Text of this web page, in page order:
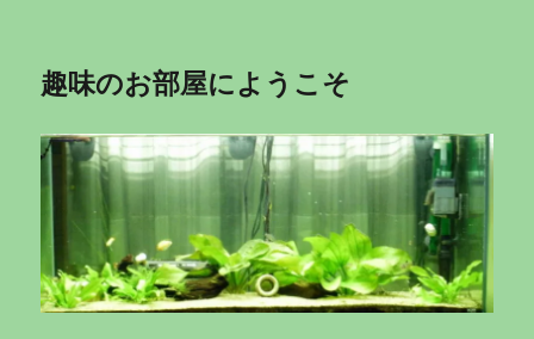
趣味のお部屋にようこそ